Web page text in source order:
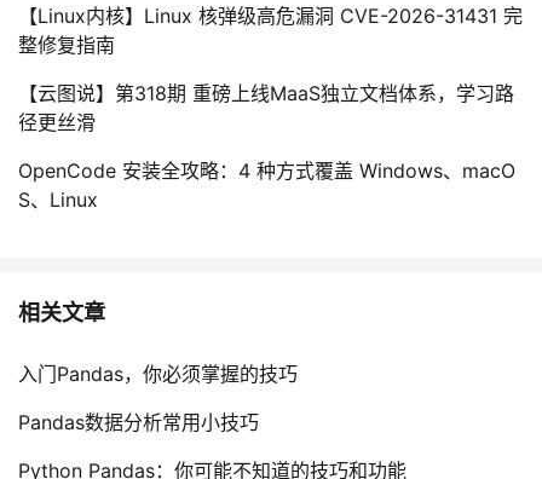
【Linux内核】Linux 核弹级高危漏洞 CVE-2026-31431 完
整修复指南
【云图说】第318期 重磅上线MaaS独立文档体系，学习路
径更丝滑
OpenCode 安装全攻略：4 种方式覆盖 Windows、macO
S、Linux
相关文章
入门Pandas，你必须掌握的技巧
Pandas数据分析常用小技巧
Python Pandas：你可能不知道的技巧和功能